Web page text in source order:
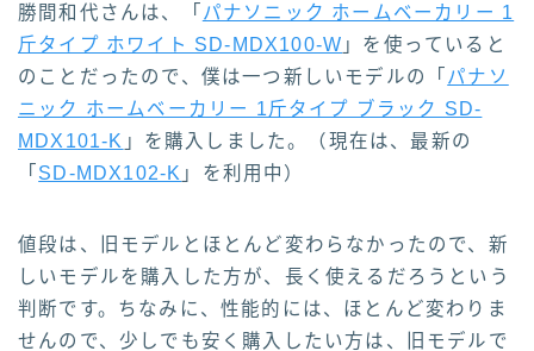
勝間和代さんは、「 パナソニック ホームベーカリー 1
斤タイプ ホワイト SD-MDX100-W 」を使っていると
のことだったので、僕は一つ新しいモデルの「 パナソ
ニック ホームベーカリー 1斤タイプ ブラック SD-
MDX101-K 」を購入しました。（現在は、最新の
「 SD-MDX102-K 」を利用中）
値段は、旧モデルとほとんど変わらなかったので、新
しいモデルを購入した方が、長く使えるだろうという
判断です。ちなみに、性能的には、ほとんど変わりま
せんので、少しでも安く購入したい方は、旧モデルで